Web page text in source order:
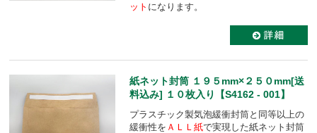
ット になります。
紙ネット封筒 １９５mm×２５０mm[送
料込み] １０枚入り【S4162 - 001】
プラスチック製気泡緩衝封筒と同等以上の
緩衝性を ＡＬＬ紙で実現した紙ネット封筒